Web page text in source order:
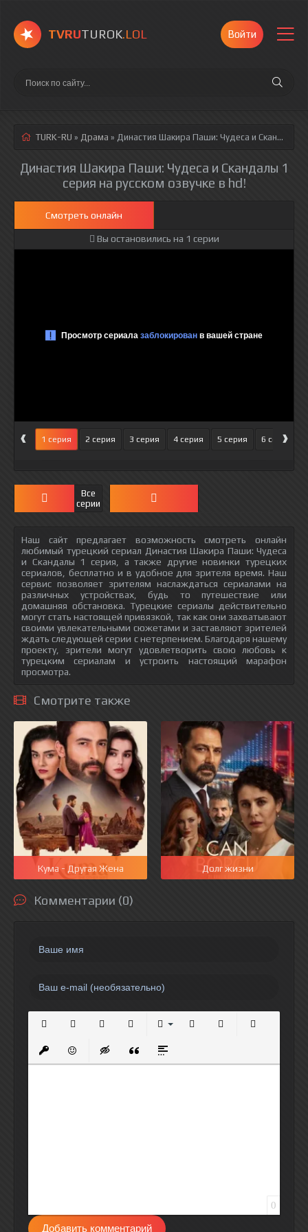
TVRUTUROK.LOL Войти
TURK-RU » Драма » Династия Шакира Паши: Чудеса и Скандалы 1 серия
Династия Шакира Паши: Чудеса и Скандалы 1
серия на русском озвучке в hd!
Смотреть онлайн
Вы остановились на 1 серии
‹ 1 серия 2 серия 3 серия 4 серия 5 серия 6 серия
›
Все
серии
Наш сайт предлагает возможность смотреть онлайн
любимый турецкий сериал Династия Шакира Паши: Чудеса
и Скандалы 1 серия, а также другие новинки турецких
сериалов, бесплатно и в удобное для зрителя время. Наш
сервис позволяет зрителям наслаждаться сериалами на
различных устройствах, будь то путешествие или
домашняя обстановка. Турецкие сериалы действительно
могут стать настоящей привязкой, так как они захватывают
своими увлекательными сюжетами и заставляют зрителей
ждать следующей серии с нетерпением. Благодаря нашему
проекту, зрители могут удовлетворить свою любовь к
турецким сериалам и устроить настоящий марафон
просмотра.
Смотрите также
Кума - Другая Жена Долг жизни
Комментарии (0)
Вставить защищенную ссылку
Вставить смайлик
Вставка скрытого текста
Вставка цитаты
Вставка спойлера
0
Добавить комментарий